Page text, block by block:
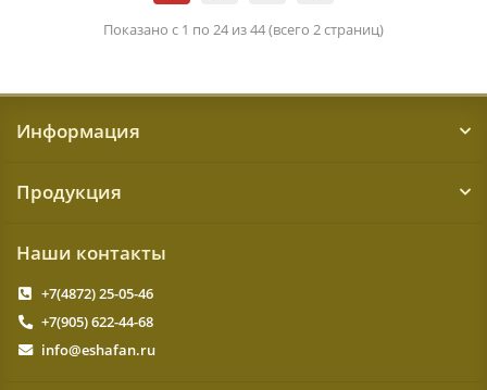
Показано с 1 по 24 из 44 (всего 2 страниц)
Информация
Продукция
Наши контакты
+7(4872) 25-05-46
+7(905) 622-44-68
info@eshafan.ru